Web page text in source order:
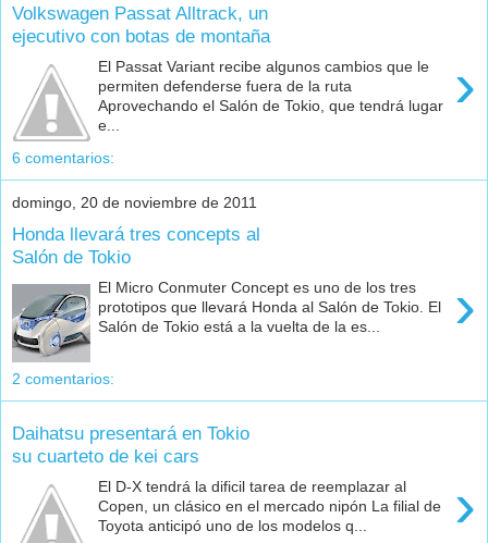
Volkswagen Passat Alltrack, un
ejecutivo con botas de montaña
›
El Passat Variant recibe algunos cambios que le
permiten defenderse fuera de la ruta
Aprovechando el Salón de Tokio, que tendrá lugar
e...
6 comentarios:
domingo, 20 de noviembre de 2011
Honda llevará tres concepts al
Salón de Tokio
›
El Micro Conmuter Concept es uno de los tres
prototipos que llevará Honda al Salón de Tokio. El
Salón de Tokio está a la vuelta de la es...
2 comentarios:
Daihatsu presentará en Tokio
su cuarteto de kei cars
›
El D-X tendrá la dificil tarea de reemplazar al
Copen, un clásico en el mercado nipón La filial de
Toyota anticipó uno de los modelos q...